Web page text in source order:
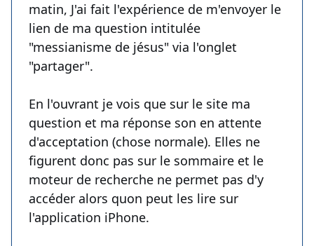
matin, J'ai fait l'expérience de m'envoyer le
lien de ma question intitulée
"messianisme de jésus" via l'onglet
"partager".
En l'ouvrant je vois que sur le site ma
question et ma réponse son en attente
d'acceptation (chose normale). Elles ne
figurent donc pas sur le sommaire et le
moteur de recherche ne permet pas d'y
accéder alors quon peut les lire sur
l'application iPhone.